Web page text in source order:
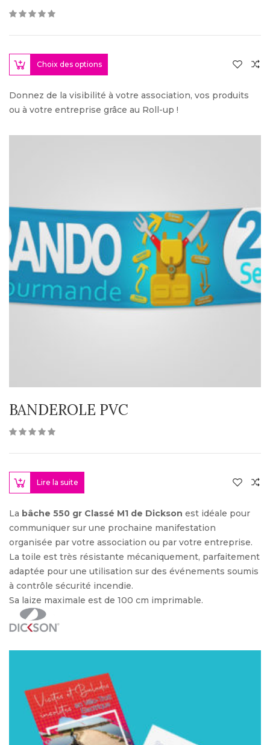
Choix des options
Donnez de la visibilité à votre association, vos produits
ou à votre entreprise grâce au Roll-up !
BANDEROLE PVC
Lire la suite
La bâche 550 gr Classé M1 de Dickson est idéale pour
communiquer sur une prochaine manifestation
organisée par votre association ou par votre entreprise.
La toile est très résistante mécaniquement, parfaitement
adaptée pour une utilisation sur des événements soumis
à contrôle sécurité incendie.
Sa laize maximale est de 100 cm imprimable.